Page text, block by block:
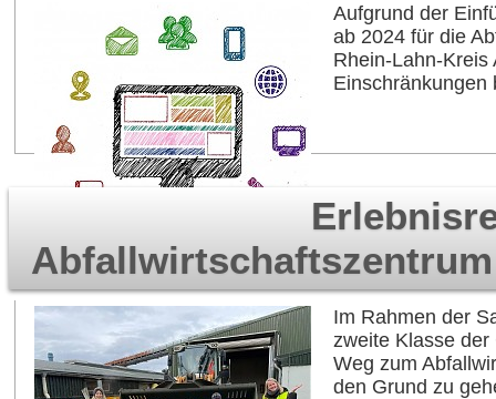
Aufgrund der
ab 2024 für die
Rhein-Lahn-
Einschränkungen
Im Rahmen der
zweite Klasse
Weg zum
den Grund zu